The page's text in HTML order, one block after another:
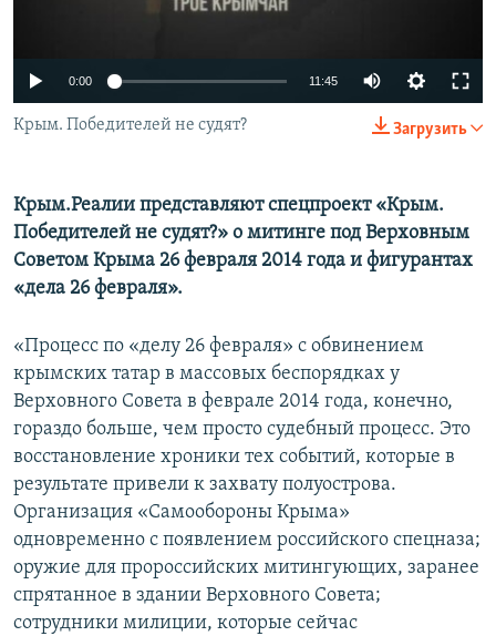
ELIFBE
0:00 11:45
Загрузить
Крым. Победителей не судят?
Крым.Реалии представляют спецпроект «Крым.
Победителей не судят?» о митинге под Верховным
Советом Крыма 26 февраля 2014 года и фигурантах
«дела 26 февраля».
«Процесс по «делу 26 февраля» с обвинением
крымских татар в массовых беспорядках у
Верховного Совета в феврале 2014 года, конечно,
гораздо больше, чем просто судебный процесс. Это
восстановление хроники тех событий, которые в
результате привели к захвату полуострова.
Организация «Самообороны Крыма»
одновременно с появлением российского спецназа;
оружие для пророссийских митингующих, заранее
спрятанное в здании Верховного Совета;
сотрудники милиции, которые сейчас